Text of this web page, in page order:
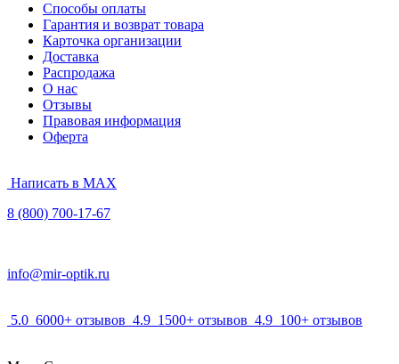
Способы оплаты
Гарантия и возврат товара
Карточка организации
Доставка
Распродажа
О нас
Отзывы
Правовая информация
Оферта
Написать в MAX
8 (800) 700-17-67
info@mir-optik.ru
5.0 6000+ отзывов 4.9 1500+ отзывов 4.9 100+ отзывов